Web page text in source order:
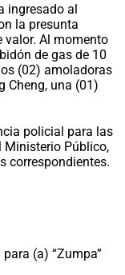
ingresado al
la presunta
valor. Al momento
de gas de 10
(02) amoladoras
Cheng, una (01)
policial para las
Ministerio Público,
correspondientes.